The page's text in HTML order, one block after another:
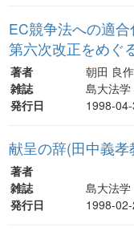
EC競争法への適
第六次改正をめぐ
著者
朝田 良作
雑誌
島大法
発行日
1998-
献呈の辞(田中義
著者
雑誌
島大法
発行日
1998-